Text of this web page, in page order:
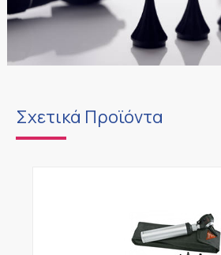
Σχετικά Προϊόντα